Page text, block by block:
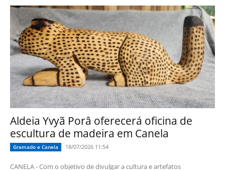
Aldeia Yvyã Porâ oferecerá oficina de
escultura de madeira em Canela
Gramado e Canela 18/07/2026 11:54
CANELA - Com o objetivo de divulgar a cultura e artefatos